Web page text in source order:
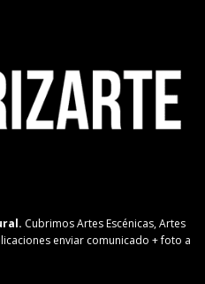
Cubrimos Artes Escénicas, Artes
enviar comunicado + foto a